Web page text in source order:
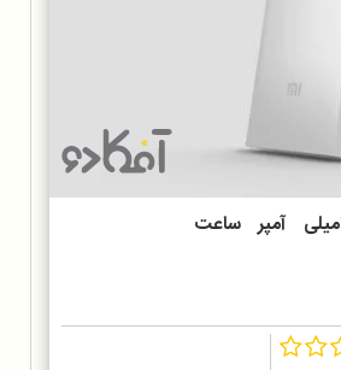
پاور بانک 10000میلی آمپر ساعت